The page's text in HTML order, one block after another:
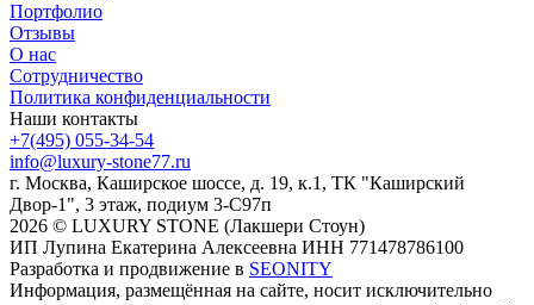
Портфолио
Отзывы
О нас
Сотрудничество
Политика конфиденциальности
Наши контакты
+7(495) 055-34-54
info@luxury-stone77.ru
г. Москва, Каширское шоссе, д. 19, к.1, ТК "Каширский
Двор-1", 3 этаж, подиум 3-С97п
2026 © LUXURY STONE (Лакшери Стоун)
ИП Лупина Екатерина Алексеевна ИНН 771478786100
Разработка и продвижение в SEONITY
Информация, размещённая на сайте, носит исключительно